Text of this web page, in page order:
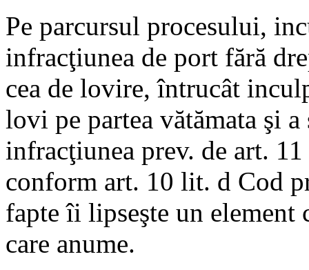
Pe parcursul procesului,
infracţiunea de port fără
cea de lovire, întrucât
lovi pe partea vătămata şi
infracţiunea prev. de art.
conform art. 10 lit. d Cod
fapte îi lipseşte un element
care anume.